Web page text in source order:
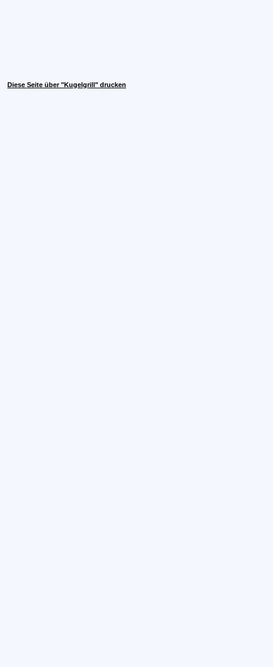
Diese Seite über "Kugelgrill" drucken